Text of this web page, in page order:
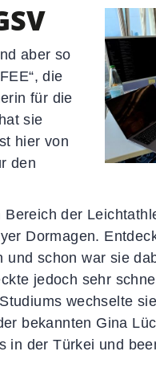
aber so
die
für die
sie
hier von
den
der
Dormagen.
schon war sie
jedoch sehr
wechselte
bekannten Gina
in der Türkei und